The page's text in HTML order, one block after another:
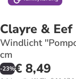
Clayre & Eef
Windlicht
cm
-23%€ 8,49